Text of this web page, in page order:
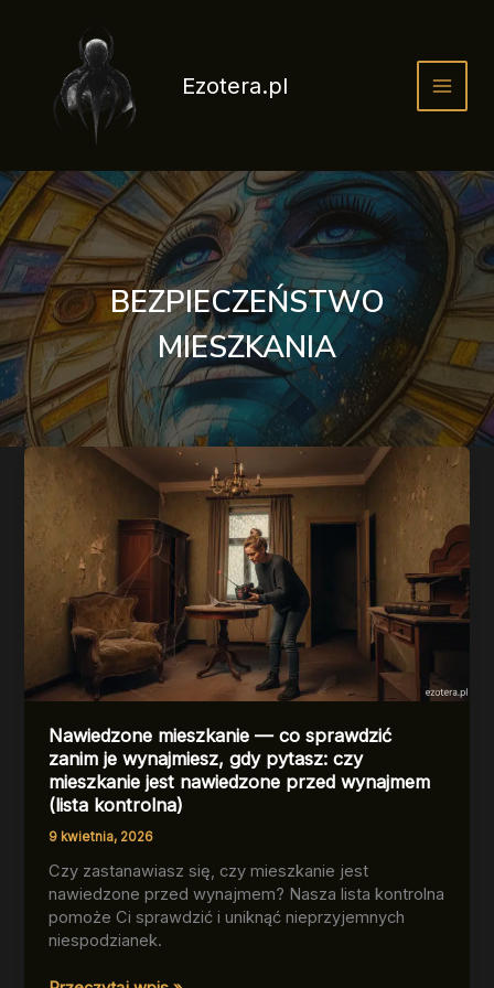
Ezotera.pl
BEZPIECZEŃSTWO
MIESZKANIA
Nawiedzone mieszkanie — co sprawdzić
zanim je wynajmiesz, gdy pytasz: czy
mieszkanie jest nawiedzone przed wynajmem
(lista kontrolna)
9 kwietnia, 2026
Czy zastanawiasz się, czy mieszkanie jest
nawiedzone przed wynajmem? Nasza lista kontrolna
pomoże Ci sprawdzić i uniknąć nieprzyjemnych
niespodzianek.